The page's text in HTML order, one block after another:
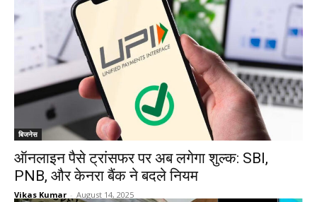
बिजनेस
ऑनलाइन पैसे ट्रांसफर पर अब लगेगा शुल्क: SBI,
PNB, और केनरा बैंक ने बदले नियम
Vikas Kumar - August 14, 2025